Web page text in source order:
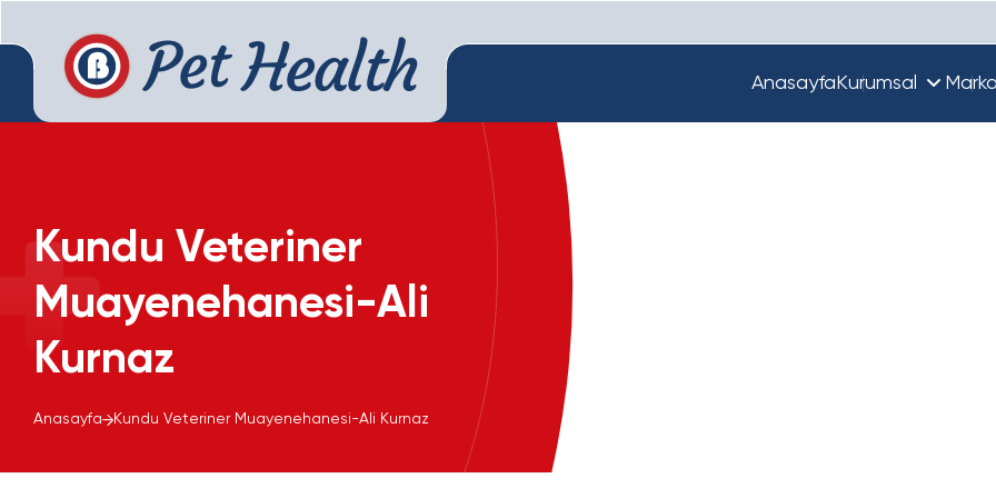
Anasayfa Kurumsal
Kundu Veteriner
Muayenehanesi-Ali
Kurnaz
Anasayfa Kundu Veteriner Muayenehanesi-Ali Kurnaz